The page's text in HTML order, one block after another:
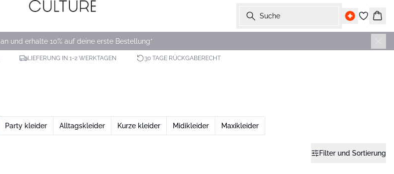
Suche
an und erhalte 10% auf deine erste Bestellung*
LIEFERUNG IN 1-2 WERKTAGEN 30 TAGE RÜCKGABERECHT
Party kleider Alltagskleider Kurze kleider Midikleider Maxikleider
Filter und Sortierung